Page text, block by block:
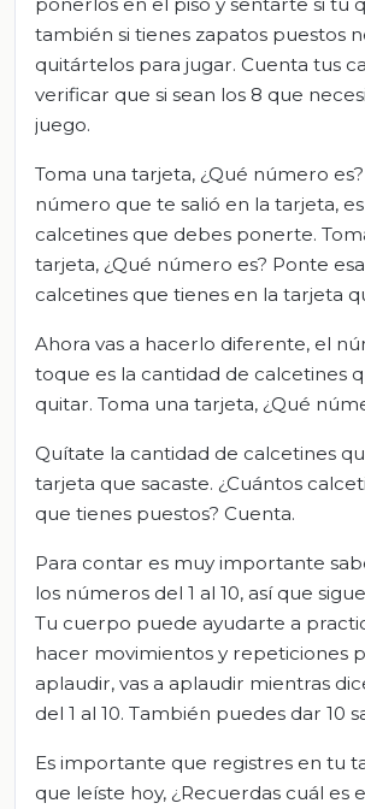
también si tienes zapatos puestos
quitártelos para jugar. Cuenta tus
verificar que si sean los 8 que
juego.
Toma una tarjeta, ¿Qué número
número que te salió en la tarjeta,
calcetines que debes ponerte.
tarjeta, ¿Qué número es? Ponte
calcetines que tienes en la tarjeta
Ahora vas a hacerlo diferente, el
toque es la cantidad de calcetines
quitar. Toma una tarjeta, ¿Qué
Quítate la cantidad de calcetines
tarjeta que sacaste. ¿Cuántos
que tienes puestos? Cuenta.
Para contar es muy importante
los números del 1 al 10, así que
Tu cuerpo puede ayudarte a
hacer movimientos y repeticiones
aplaudir, vas a aplaudir mientras
del 1 al 10. También puedes dar 10
Es importante que registres en tu
que leíste hoy, ¿Recuerdas cuál es